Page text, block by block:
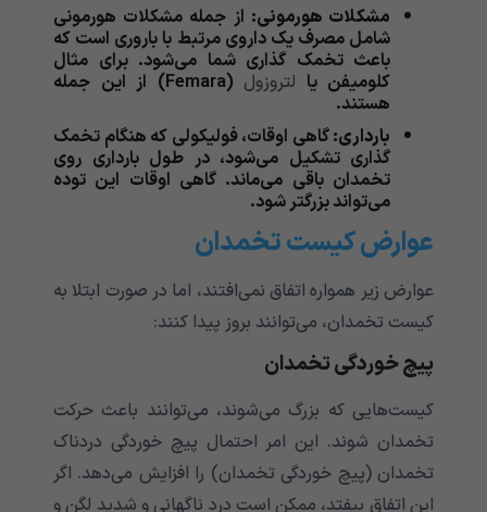
مشکلات هورمونی: از جمله مشکلات هورمونی
شامل مصرف یک داروی مرتبط با باروری است که
باعث تخمک گذاری شما می‌شود. برای مثال
کلومیفن یا لتروزول
(Femara) از این جمله
هستند.
بارداری:گاهی اوقات، فولیکولی که هنگام تخمک
گذاری تشکیل می‌شود، در طول بارداری روی
تخمدان باقی می‌ماند. گاهی اوقات این توده
می‌تواند بزرگتر شود.
عوارض کیست تخمدان
عوارض زیر همواره اتفاق نمی‌افتند، اما در صورت ابتلا به
کیست تخمدان، می‌توانند بروز پیدا کنند:
پیچ خوردگی تخمدان
کیست‌هایی که بزرگ می‌شوند، می‌توانند باعث حرکت
تخمدان شوند. این امر احتمال پیچ خوردگی دردناک
تخمدان (پیچ خوردگی تخمدان) را افزایش می‌دهد. اگر
این اتفاق بیفتد، ممکن است درد ناگهانی و شدید لگن و